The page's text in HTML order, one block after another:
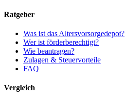
Ratgeber
Was ist das Altersvorsorgedepot?
Wer ist förderberechtigt?
Wie beantragen?
Zulagen & Steuervorteile
FAQ
Vergleich